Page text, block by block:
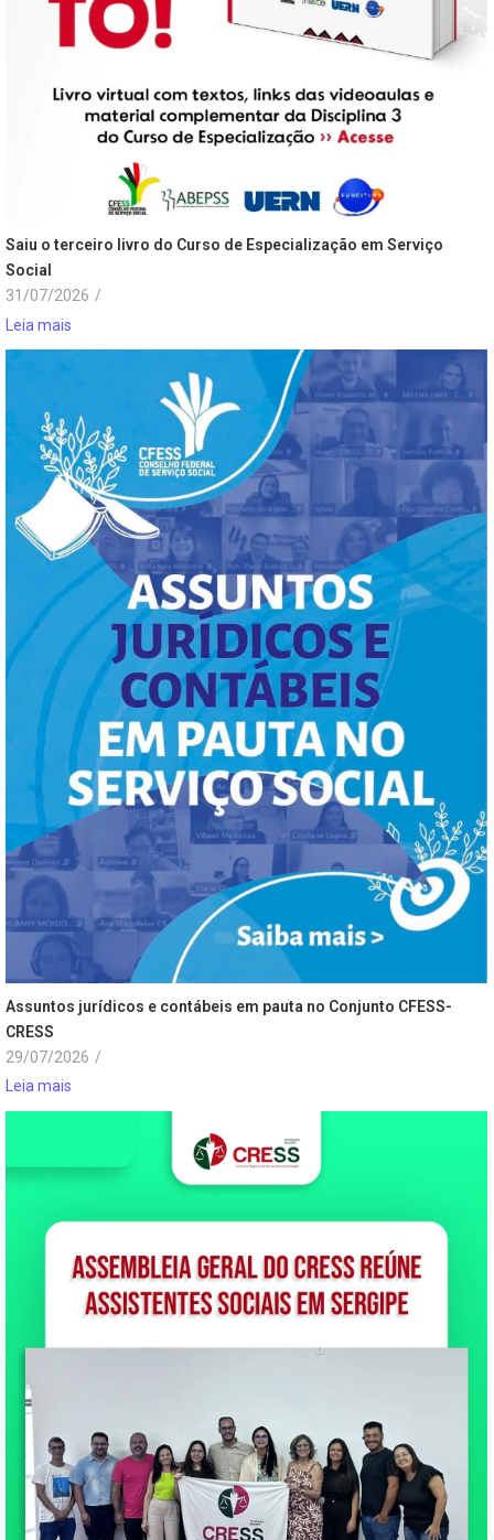
Saiu o terceiro livro do Curso de Especialização em Serviço
Social
31/07/2026 /
Leia mais
Assuntos jurídicos e contábeis em pauta no Conjunto CFESS-
CRESS
29/07/2026 /
Leia mais